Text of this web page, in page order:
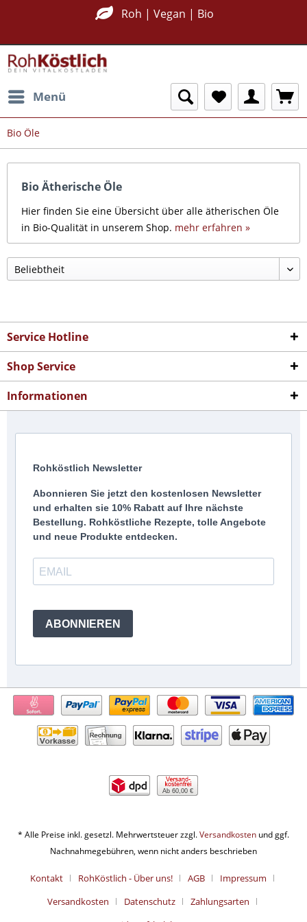
Roh | Vegan | Bio
Menü
Bio Öle
Bio Ätherische Öle
Hier finden Sie eine Übersicht über alle ätherischen Öle
in Bio-Qualität in unserem Shop. mehr erfahren »
Service Hotline
Shop Service
Informationen
Rohköstlich Newsletter
Abonnieren Sie jetzt den kostenlosen Newsletter
und erhalten sie 10% Rabatt auf Ihre nächste
Bestellung. Rohköstliche Rezepte, tolle Angebote
und neue Produkte entdecken.
ABONNIEREN
Ab 60,00 €
* Alle Preise inkl. gesetzl. Mehrwertsteuer zzgl.Versandkosten und ggf.
Nachnahmegebühren, wenn nicht anders beschrieben
Kontakt RohKöstlich - Über uns! AGB
Impressum
Versandkosten
Datenschutz
Zahlungsarten